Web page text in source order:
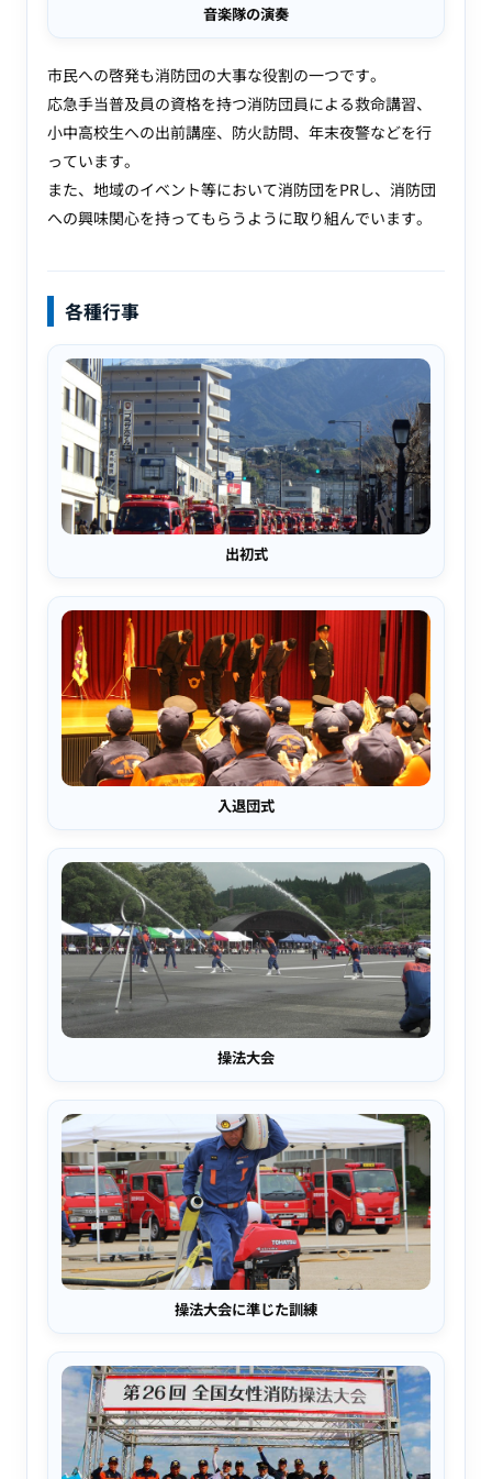
音楽隊の演奏
市民への啓発も消防団の大事な役割の一つです。
応急手当普及員の資格を持つ消防団員による救命講習、
小中高校生への出前講座、防火訪問、年末夜警などを行
っています。
また、地域のイベント等において消防団をPRし、消防団
への興味関心を持ってもらうように取り組んでいます。
各種行事
出初式
入退団式
操法大会
操法大会に準じた訓練